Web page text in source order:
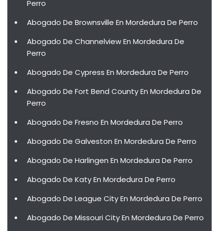
Perro
Abogado De Brownsville En Mordedura De Perro
Abogado De Channelview En Mordedura De
Perro
Abogado De Cypress En Mordedura De Perro
Abogado De Fort Bend County En Mordedura De
Perro
Abogado De Fresno En Mordedura De Perro
Abogado De Galveston En Mordedura De Perro
Abogado De Harlingen En Mordedura De Perro
Abogado De Katy En Mordedura De Perro
Abogado De League City En Mordedura De Perro
Abogado De Missouri City En Mordedura De Perro